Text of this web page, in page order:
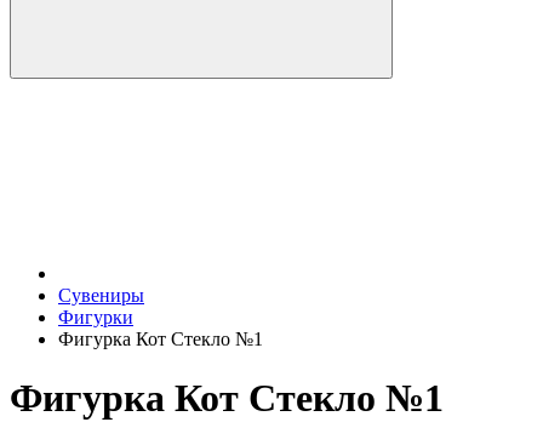
Сувениры
Фигурки
Фигурка Кот Стекло №1
Фигурка Кот Стекло №1